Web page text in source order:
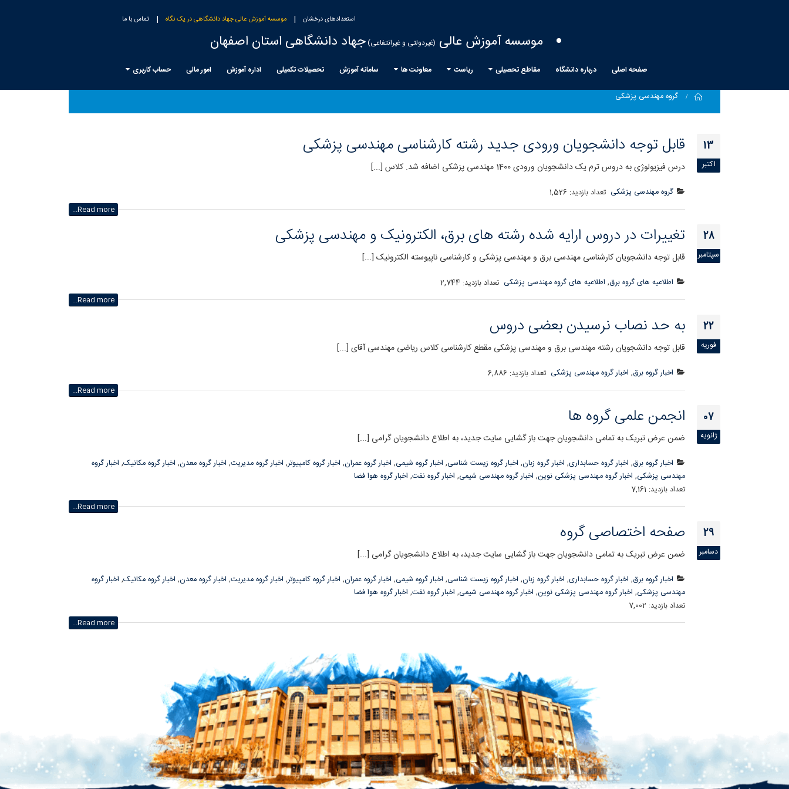
استعدادهای درخشان | موسسه آموزش عالی جهاد دانشگاهی در یک نگاه | تماس با ما
موسسه آموزش عالی (غیردولتی و غیرانتفاعی) جهاد دانشگاهی استان اصفهان
صفحه اصلی درباره دانشگاه مقاطع تحصیلی ریاست معاونت ها سامانه آموزش تحصیلات تکمیلی اداره آموزش امور مالی حساب کاربری
Home
گروه مهندسی پزشکی
13
اکتبر
قابل توجه دانشجویان ورودی جدید رشته کارشناسی مهندسی پزشکی
درس فیزیولوژی به دروس ترم یک دانشجویان ورودی 1400 مهندسی پزشکی اضافه شد. کلاس [...]
گروه مهندسی پزشکی تعداد بازدید: 1,526
Read more...
28
سپتامبر
تغییرات در دروس ارایه شده رشته های برق، الکترونیک و مهندسی پزشکی
قابل توجه دانشجویان کارشناسی مهندسی برق و مهندسی پزشکی و کارشناسی ناپیوسته الکترونیک [...]
اطلاعیه های گروه برق, اطلاعیه های گروه مهندسی پزشکی تعداد بازدید: 2,744
Read more...
22
فوریه
به حد نصاب نرسیدن بعضی دروس
قابل توجه دانشجویان رشته مهندسی برق و مهندسی پزشکی مقطع کارشناسی کلاس ریاضی مهندسی آقای [...]
اخبار گروه برق, اخبار گروه مهندسی پزشکی تعداد بازدید: 6,886
Read more...
07
ژانویه
انجمن علمی گروه ها
ضمن عرض تبریک به تمامی دانشجویان جهت باز گشایی سایت جدید، به اطلاع دانشجویان گرامی [...]
اخبار گروه برق, اخبار گروه حسابداری, اخبار گروه زبان, اخبار گروه زیست شناسی, اخبار گروه شیمی, اخبار گروه عمران, اخبار گروه کامپیوتر, اخبار گروه مدیریت, اخبار گروه معدن, اخبار گروه مکانیک, اخبار گروه
مهندسی پزشکی, اخبار گروه مهندسی پزشکی نوین, اخبار گروه مهندسی شیمی, اخبار گروه نفت, اخبار گروه هوا فضا
تعداد بازدید: 7,161
Read more...
29
دسامبر
صفحه اختصاصی گروه
ضمن عرض تبریک به تمامی دانشجویان جهت باز گشایی سایت جدید، به اطلاع دانشجویان گرامی [...]
اخبار گروه برق, اخبار گروه حسابداری, اخبار گروه زبان, اخبار گروه زیست شناسی, اخبار گروه شیمی, اخبار گروه عمران, اخبار گروه کامپیوتر, اخبار گروه مدیریت, اخبار گروه معدن, اخبار گروه مکانیک, اخبار گروه
مهندسی پزشکی, اخبار گروه مهندسی پزشکی نوین, اخبار گروه مهندسی شیمی, اخبار گروه نفت, اخبار گروه هوا فضا
تعداد بازدید: 7,002
Read more...